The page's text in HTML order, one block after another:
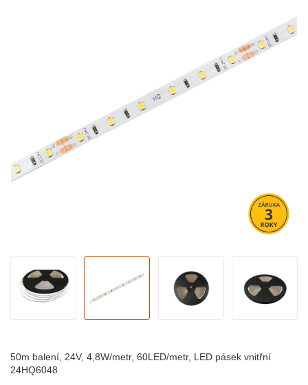
50m balení, 24V, 4,8W/metr, 60LED/metr, LED pásek vnitřní
24HQ6048